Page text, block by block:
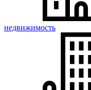
недвижимость